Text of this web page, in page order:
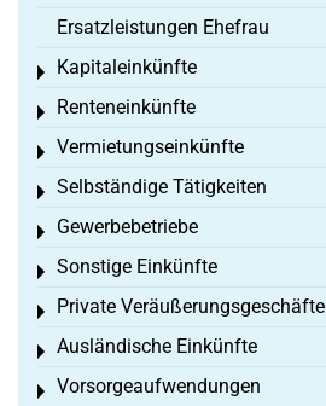
Ersatzleistungen Ehefrau
Kapitaleinkünfte
Toggle menu
Renteneinkünfte
Toggle menu
Vermietungseinkünfte
Toggle menu
Selbständige Tätigkeiten
Toggle menu
Gewerbebetriebe
Toggle menu
Sonstige Einkünfte
Toggle menu
Private Veräußerungsgeschäfte
Toggle menu
Ausländische Einkünfte
Toggle menu
Vorsorgeaufwendungen
Toggle menu